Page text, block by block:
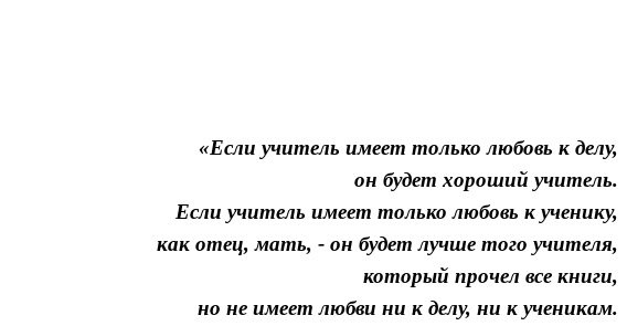
«Если учитель имеет только любовь к делу,
он будет хороший учитель.
Если учитель имеет только любовь к ученику,
как отец, мать, - он будет лучше того учителя,
который прочел все книги,
но не имеет любви ни к делу, ни к ученикам.